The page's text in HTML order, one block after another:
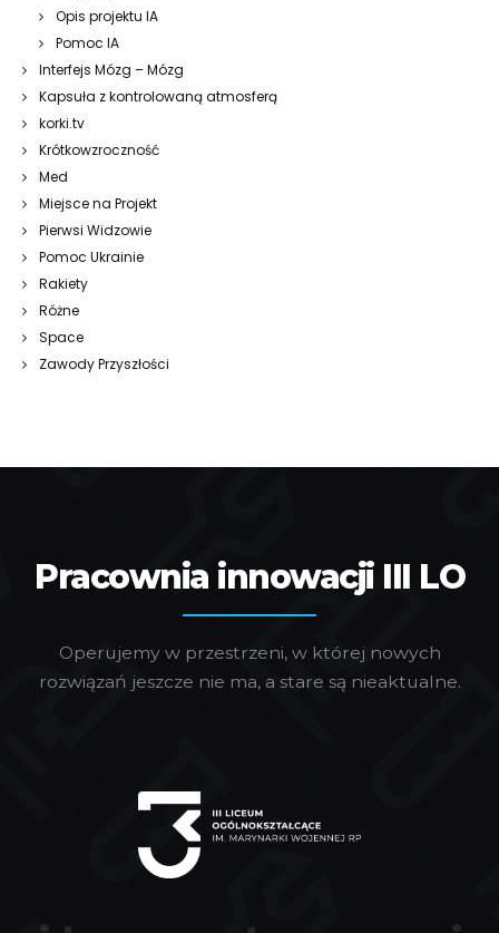
Opis projektu IA
Pomoc IA
Interfejs Mózg – Mózg
Kapsuła z kontrolowaną atmosferą
korki.tv
Krótkowzroczność
Med
Miejsce na Projekt
Pierwsi Widzowie
Pomoc Ukrainie
Rakiety
Różne
Space
Zawody Przyszłości
Pracownia innowacji III LO
Operujemy w przestrzeni, w której nowych
rozwiązań jeszcze nie ma, a stare są nieaktualne.